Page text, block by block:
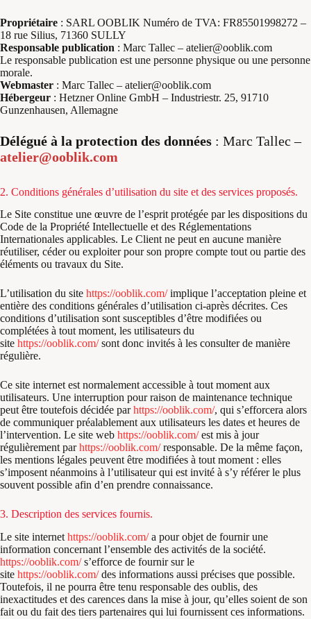
Propriétaire : SARL OOBLIK Numéro de TVA: FR85501998272 –
18 rue Silius, 71360 SULLY
Responsable publication : Marc Tallec – atelier@ooblik.com
Le responsable publication est une personne physique ou une personne
morale.
Webmaster : Marc Tallec – atelier@ooblik.com
Hébergeur : Hetzner Online GmbH – Industriestr. 25, 91710
Gunzenhausen, Allemagne
Délégué à la protection des données : Marc Tallec –
atelier@ooblik.com
2. Conditions générales d’utilisation du site et des services proposés.
Le Site constitue une œuvre de l’esprit protégée par les dispositions du
Code de la Propriété Intellectuelle et des Réglementations
Internationales applicables. Le Client ne peut en aucune manière
réutiliser, céder ou exploiter pour son propre compte tout ou partie des
éléments ou travaux du Site.
L’utilisation du site https://ooblik.com/implique l’acceptation pleine et
entière des conditions générales d’utilisation ci-après décrites. Ces
conditions d’utilisation sont susceptibles d’être modifiées ou
complétées à tout moment, les utilisateurs du
site https://ooblik.com/sont donc invités à les consulter de manière
régulière.
Ce site internet est normalement accessible à tout moment aux
utilisateurs. Une interruption pour raison de maintenance technique
peut être toutefois décidée parhttps://ooblik.com/, qui s’efforcera alors
de communiquer préalablement aux utilisateurs les dates et heures de
l’intervention. Le site web https://ooblik.com/est mis à jour
régulièrement parhttps://ooblik.com/responsable. De la même façon,
les mentions légales peuvent être modifiées à tout moment : elles
s’imposent néanmoins à l’utilisateur qui est invité à s’y référer le plus
souvent possible afin d’en prendre connaissance.
3. Description des services fournis.
Le site internet https://ooblik.com/a pour objet de fournir une
information concernant l’ensemble des activités de la société.
https://ooblik.com/s’efforce de fournir sur le
site https://ooblik.com/des informations aussi précises que possible.
Toutefois, il ne pourra être tenu responsable des oublis, des
inexactitudes et des carences dans la mise à jour, qu’elles soient de son
fait ou du fait des tiers partenaires qui lui fournissent ces informations.